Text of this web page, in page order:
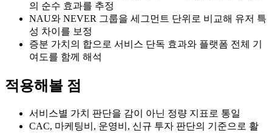
의 순수 효과를 추정
NAU와 NEVER 그룹을 세그먼트 단위로 비교해 유저 특
성 차이를 보정
증분 가치의 합으로 서비스 단독 효과와 플랫폼 전체 기
여도를 함께 해석
적용해볼 점
서비스별 가치 판단을 감이 아닌 정량 지표로 통일
CAC, 마케팅비, 운영비, 신규 투자 판단의 기준으로 활